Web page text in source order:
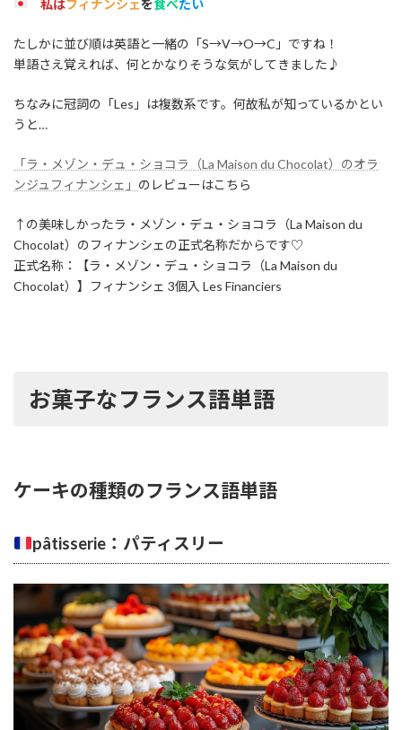
私はフィナンシェを食べたい
たしかに並び順は英語と一緒の「S→V→O→C」ですね！
単語さえ覚えれば、何とかなりそうな気がしてきました♪
ちなみに冠詞の「Les」は複数系です。何故私が知っているかとい
うと…
「ラ・メゾン・デュ・ショコラ（La Maison du Chocolat）のオラ
ンジュフィナンシェ」 のレビューはこちら
↑の美味しかったラ・メゾン・デュ・ショコラ（La Maison du
Chocolat）のフィナンシェの正式名称だからです♡
正式名称：【ラ・メゾン・デュ・ショコラ（La Maison du
Chocolat）】フィナンシェ 3個入 Les Financiers
お菓子なフランス語単語
ケーキの種類のフランス語単語
pâtisserie：パティスリー